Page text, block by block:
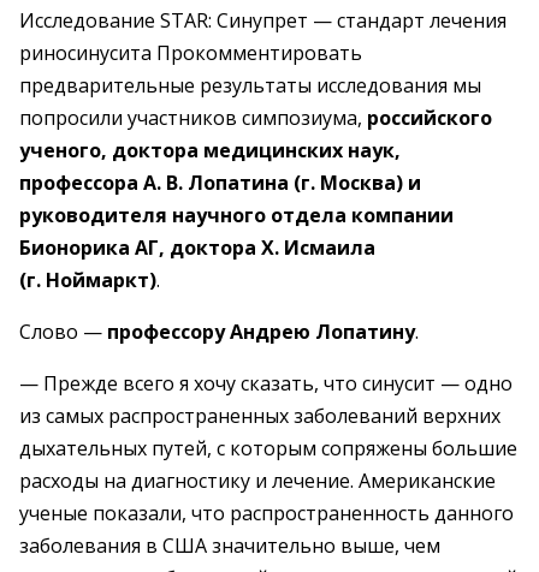
Исследование STAR: Синупрет — стандарт лечения
риносинусита Прокомментировать
предварительные результаты исследования мы
попросили участников симпозиума, российского
ученого, доктора медицинских наук,
профессора А. В. Лопатина (г. Москва) и
руководителя научного отдела компании
Бионорика АГ, доктора Х. Исмаила
(г. Ноймаркт).
Слово — профессору Андрею Лопатину.
— Прежде всего я хочу сказать, что синусит — одно
из самых распространенных заболеваний верхних
дыхательных путей, с которым сопряжены большие
расходы на диагностику и лечение. Американские
ученые показали, что распространенность данного
заболевания в США значительно выше, чем